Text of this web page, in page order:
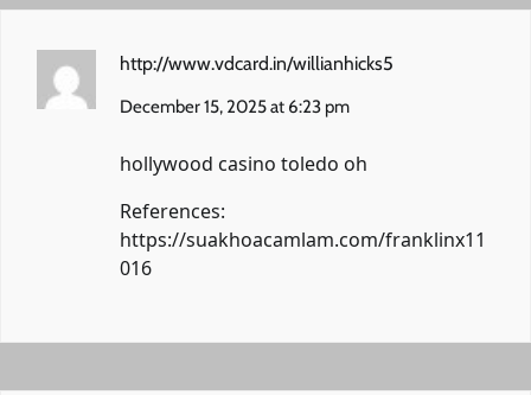
http://www.vdcard.in/willianhicks5
December 15, 2025 at 6:23 pm
hollywood casino toledo oh
References:
https://suakhoacamlam.com/franklinx11
016